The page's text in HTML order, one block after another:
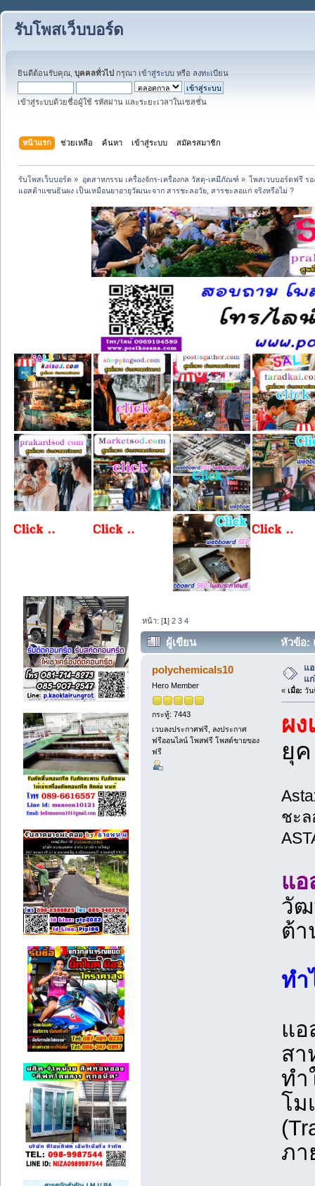
รับโพสเว็บบอร์ด
ยินดีต้อนรับคุณ, บุคคลทั่วไป กรุณา เข้าสู่ระบบ หรือ ลงทะเบียน
เข้าสู่ระบบด้วยชื่อผู้ใช้ รหัสผ่าน และระยะเวลาในเซสชั่น
หน้าแรก ช่วยเหลือ ค้นหา เข้าสู่ระบบ สมัครสมาชิก
รับโพสเว็บบอร์ด » อุตสาหกรรม เครื่องจักร-เครื่องกล วัสดุ-เคมีภัณฑ์ » โพสเวบบอร์ดฟรี รอ
แอสต้าแซนธินผง เป็นเหมือนยาอายุวัฒนะจาก สารชะลอวัย, สารชะลอแก่ จริงหรือไม่ ?
หน้า: [1]2 3 4
ผู้เขียน หัวข้อ:
polychemicals10
Hero Member
กระทู้: 7443
เวบลงประกาศฟรี, ลงประกาศ
ฟรีออนไลน์ โพสฟรี โพสต์ขายของ
ฟรี
แ
แ
« เมื่อ: วัน
ผ
ยุ
ชะล
แ
วัฒ
ต้า
ทำ
แ
สา
ทำ
โม
ภา